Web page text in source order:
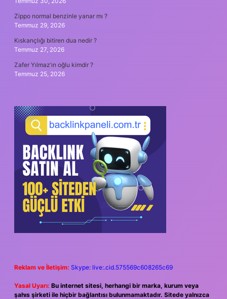
Zippo normal benzinle yanar mı ?
Temmuz 29, 2026
Kıskançlığı bitiren dua nedir ?
Temmuz 27, 2026
Zafer Yılmaz’ın oğlu kimdir ?
Temmuz 25, 2026
Reklam ve İletişim: Skype: live:.cid.575569c608265c69
Yasal Uyarı: Bu internet sitesi, herhangi bir marka, kurum veya
şahıs şirketi ile hiçbir bağlantısı bulunmamaktadır. Sitede yalnızca